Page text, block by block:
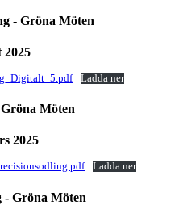
- Gröna Möten
2025
Ladda ner
Möten
2025
Ladda ner
Gröna Möten